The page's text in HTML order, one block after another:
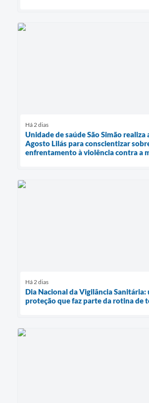
Há 2 dias
Unidade de saúde São Simão realiza
Agosto Lilás para conscientizar
enfrentamento à violência contra a
Há 2 dias
Dia Nacional da Vigilância Sanitária:
proteção que faz parte da rotina de